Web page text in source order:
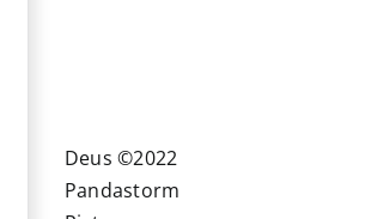
Deus ©2022
Pandastorm